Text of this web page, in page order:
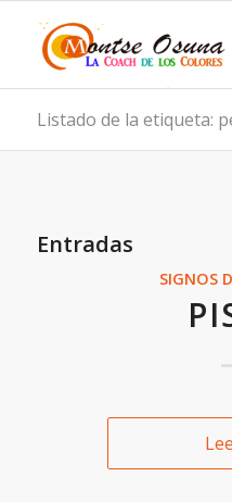
Listado de la etiqueta:
Entradas
SIGNOS